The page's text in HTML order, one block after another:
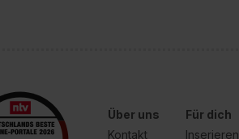
Über uns
Kontakt
Für dich
Inserieren